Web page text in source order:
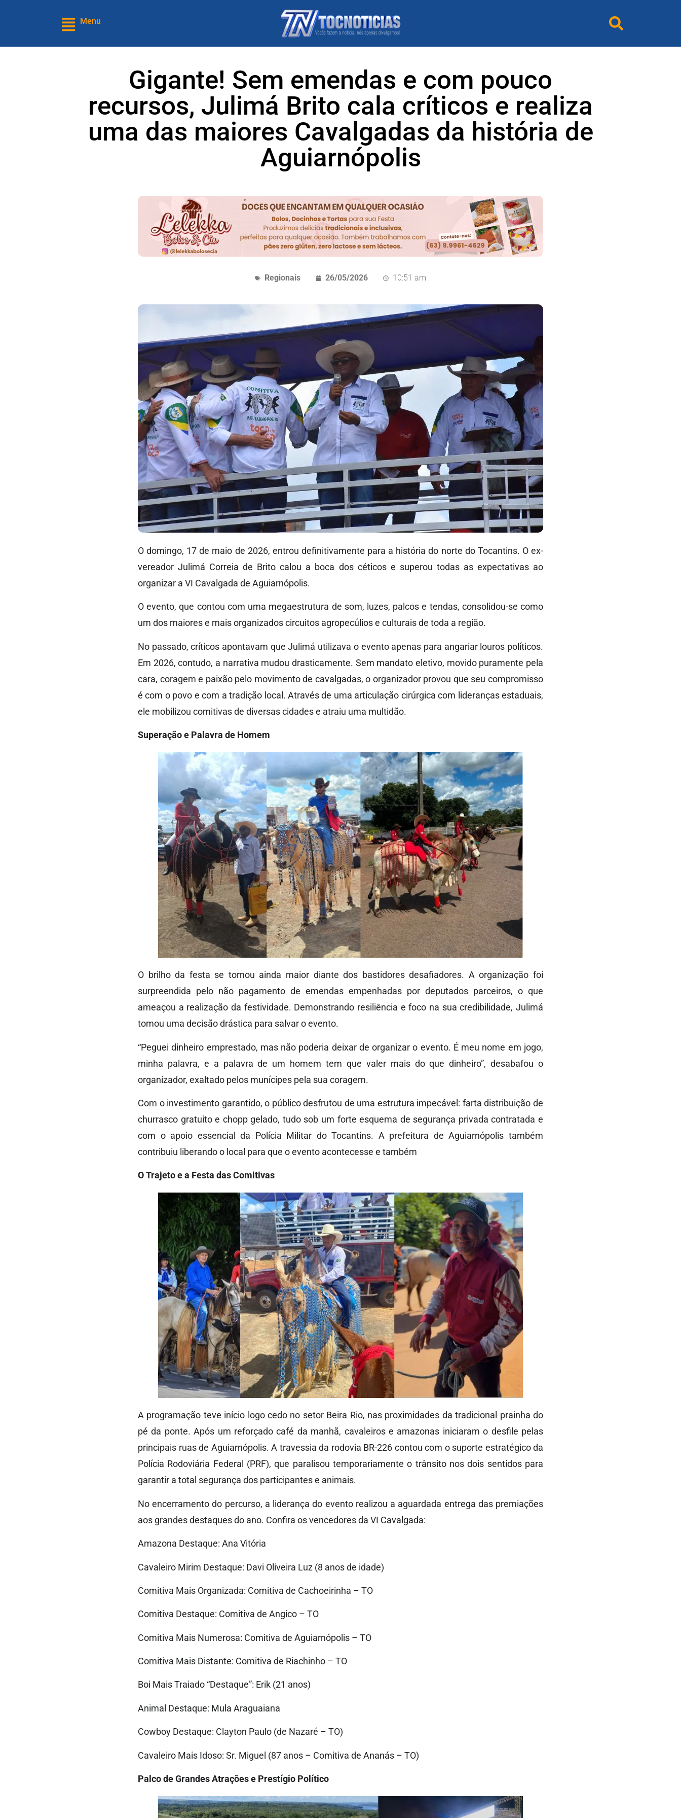
Menu
Gigante! Sem emendas e com pouco
recursos, Julimá Brito cala críticos e realiza
uma das maiores Cavalgadas da história de
Aguiarnópolis
Regionais 26/05/2026 10:51 am
O domingo, 17 de maio de 2026, entrou definitivamente para a história do norte do Tocantins. O ex-
vereador Julimá Correia de Brito calou a boca dos céticos e superou todas as expectativas ao
organizar a VI Cavalgada de Aguiarnópolis.
O evento, que contou com uma megaestrutura de som, luzes, palcos e tendas, consolidou-se como
um dos maiores e mais organizados circuitos agropecúlios e culturais de toda a região.
No passado, críticos apontavam que Julimá utilizava o evento apenas para angariar louros políticos.
Em 2026, contudo, a narrativa mudou drasticamente. Sem mandato eletivo, movido puramente pela
cara, coragem e paixão pelo movimento de cavalgadas, o organizador provou que seu compromisso
é com o povo e com a tradição local. Através de uma articulação cirúrgica com lideranças estaduais,
ele mobilizou comitivas de diversas cidades e atraiu uma multidão.
Superação e Palavra de Homem
O brilho da festa se tornou ainda maior diante dos bastidores desafiadores. A organização foi
surpreendida pelo não pagamento de emendas empenhadas por deputados parceiros, o que
ameaçou a realização da festividade. Demonstrando resiliência e foco na sua credibilidade, Julimá
tomou uma decisão drástica para salvar o evento.
“Peguei dinheiro emprestado, mas não poderia deixar de organizar o evento. É meu nome em jogo,
minha palavra, e a palavra de um homem tem que valer mais do que dinheiro”, desabafou o
organizador, exaltado pelos munícipes pela sua coragem.
Com o investimento garantido, o público desfrutou de uma estrutura impecável: farta distribuição de
churrasco gratuito e chopp gelado, tudo sob um forte esquema de segurança privada contratada e
com o apoio essencial da Polícia Militar do Tocantins. A prefeitura de Aguiarnópolis também
contribuiu liberando o local para que o evento acontecesse e também
O Trajeto e a Festa das Comitivas
A programação teve início logo cedo no setor Beira Rio, nas proximidades da tradicional prainha do
pé da ponte. Após um reforçado café da manhã, cavaleiros e amazonas iniciaram o desfile pelas
principais ruas de Aguiarnópolis. A travessia da rodovia BR-226 contou com o suporte estratégico da
Polícia Rodoviária Federal (PRF), que paralisou temporariamente o trânsito nos dois sentidos para
garantir a total segurança dos participantes e animais.
No encerramento do percurso, a liderança do evento realizou a aguardada entrega das premiações
aos grandes destaques do ano. Confira os vencedores da VI Cavalgada:
Amazona Destaque: Ana Vitória
Cavaleiro Mirim Destaque: Davi Oliveira Luz (8 anos de idade)
Comitiva Mais Organizada: Comitiva de Cachoeirinha – TO
Comitiva Destaque: Comitiva de Angico – TO
Comitiva Mais Numerosa: Comitiva de Aguiarnópolis – TO
Comitiva Mais Distante: Comitiva de Riachinho – TO
Boi Mais Traiado “Destaque”: Erik (21 anos)
Animal Destaque: Mula Araguaiana
Cowboy Destaque: Clayton Paulo (de Nazaré – TO)
Cavaleiro Mais Idoso: Sr. Miguel (87 anos – Comitiva de Ananás – TO)
Palco de Grandes Atrações e Prestígio Político